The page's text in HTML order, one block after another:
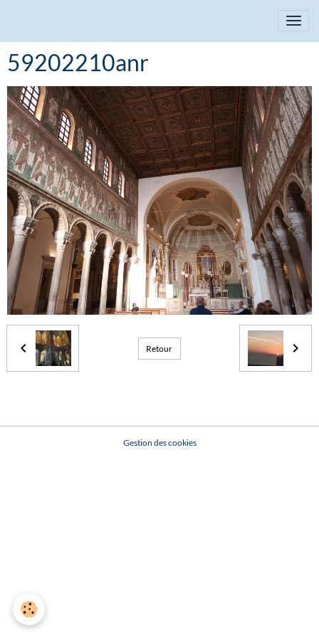
59202210anr
Retour
Gestion des cookies